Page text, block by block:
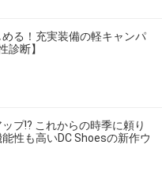
る！充実装備の軽キャンパ
診断】
プ!? これからの時季に頼り
性も高いDC Shoesの新作ウ